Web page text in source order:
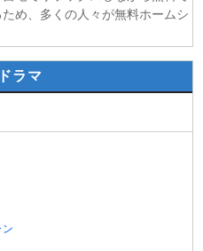
め、多くの人々が無料ホームシ
ラマ